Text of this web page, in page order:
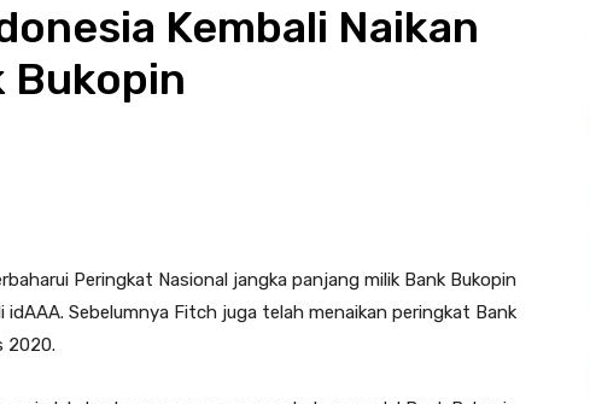
Kembali Naikan
Bukopin
Peringkat Nasional jangka panjang milik Bank Bukopin
Sebelumnya Fitch juga telah menaikan peringkat Bank
2020.